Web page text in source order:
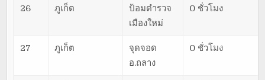
26 ภูเก็ต
ป้อมตำรวจ
เมืองใหม่
0 ชั่วโมง
27 ภูเก็ต
จุดจอด
อ.ถลาง
0 ชั่วโมง